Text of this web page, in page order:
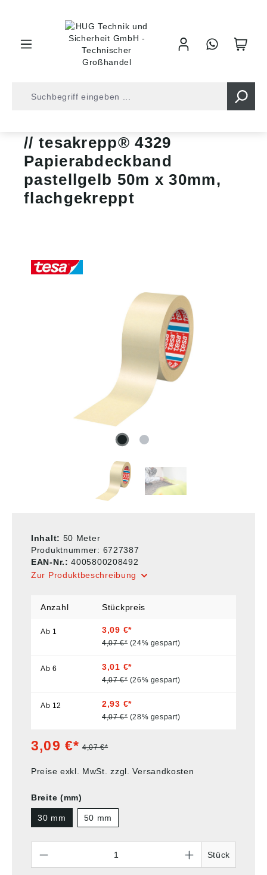
tesakrepp® 4329
Papierabdeckband
pastellgelb 50m x 30mm,
flachgekreppt
Inhalt: 50 Meter
Produktnummer: 6727387
EAN-Nr.:4005800208492
Zur Produktbeschreibung
Anzahl Stückpreis
Ab 1 3,09 €*
4,07 €* (24% gespart)
Ab 6 3,01 €*
4,07 €* (26% gespart)
Ab 12 2,93 €*
4,07 €* (28% gespart)
3,09 €* 4,07 €*
Preise exkl. MwSt. zzgl. Versandkosten
Breite (mm)
30 mm 50 mm
Stück